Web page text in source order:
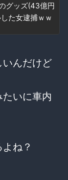
グッズ(43億円
た女逮捕ｗｗ
いんだけど
いに車内
ね？